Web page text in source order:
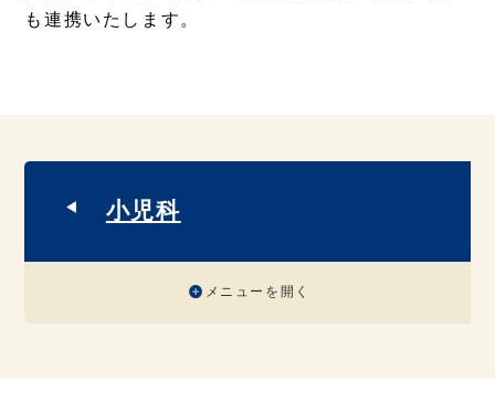
も連携いたします。
小児科
メニューを開く